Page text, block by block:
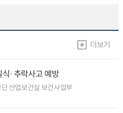
더보기
식·추락사고 예방
산업보건실 보건사업부